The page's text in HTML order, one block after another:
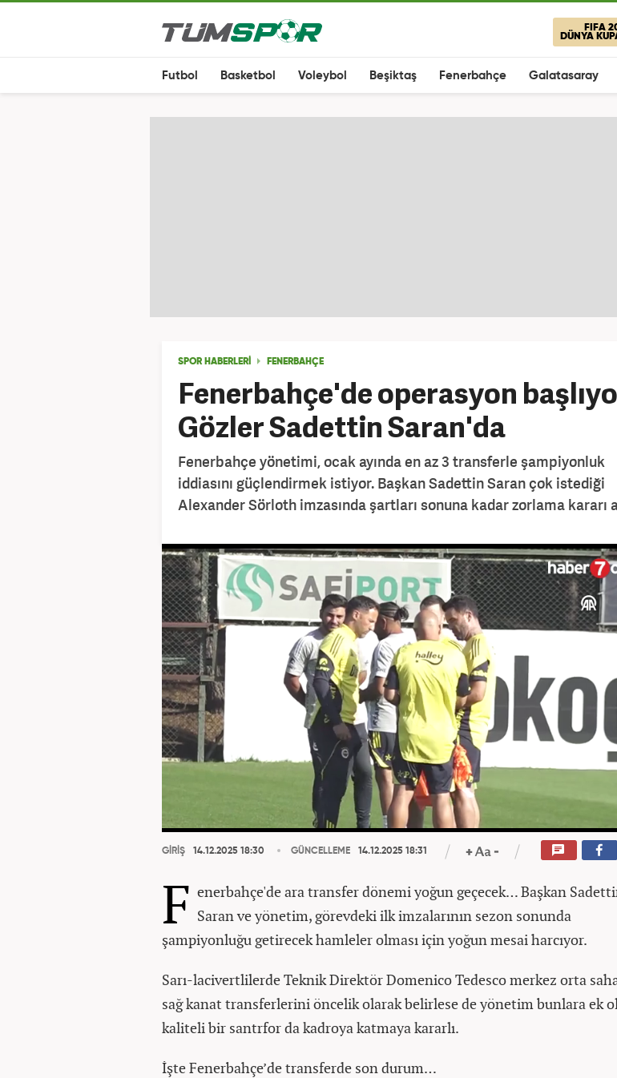
FIFA
DÜNYA
Futbol Basketbol Voleybol Beşiktaş Fenerbahçe Galatasaray
SPOR HABERLERİ FENERBAHÇE
Fenerbahçe'de operasyon
Gözler Sadettin Saran'da
Fenerbahçe yönetimi, ocak ayında en az 3 transferle şampiyonluk
iddiasını güçlendirmek istiyor. Başkan Sadettin Saran çok istediği
Alexander Sörloth imzasında şartları sonuna kadar zorlama kararı
GİRİŞ 14.12.2025 18:30 GÜNCELLEME 14.12.2025 18:31
F enerbahçe'de ara transfer dönemi yoğun geçecek… Başkan
Saran ve yönetim, görevdeki ilk imzalarının sezon sonunda
şampiyonluğu getirecek hamleler olması için yoğun mesai harcıyor.
Sarı-lacivertlilerde Teknik Direktör Domenico Tedesco merkez orta
sağ kanat transferlerini öncelik olarak belirlese de yönetim bunlara ek
kaliteli bir santrfor da kadroya katmaya kararlı.
İşte Fenerbahçe’de transferde son durum…